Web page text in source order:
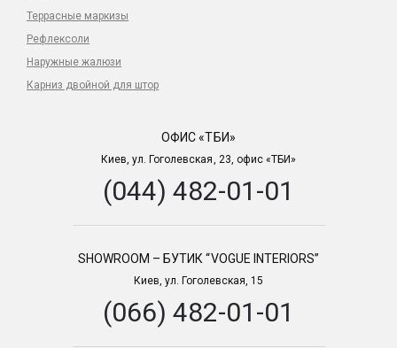
Террасные маркизы
Рефлексоли
Наружные жалюзи
Карниз двойной для штор
ОФИС «ТБИ»
Киев, ул. Гоголевская, 23, офис «ТБИ»
(044) 482-01-01
SHOWROOM – БУТИК “VOGUE INTERIORS”
Киев, ул. Гоголевская, 15
(066) 482-01-01